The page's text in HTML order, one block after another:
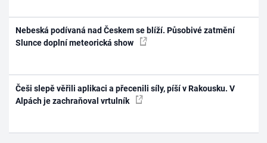
Nebeská podívaná nad Českem se blíží. Působivé zatmění
Slunce doplní meteorická show
Češi slepě věřili aplikaci a přecenili síly, píší v Rakousku. V
Alpách je zachraňoval vrtulník